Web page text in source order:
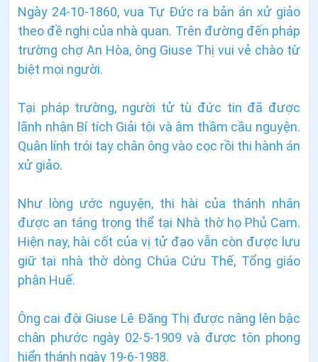
Ngày 24-10-1860, vua Tự Đức ra bản án xử giảo
theo đề nghị của nhà quan. Trên đường đến pháp
trường chợ An Hòa, ông Giuse Thị vui vẻ chào từ
biệt mọi người.
Tại pháp trường, người tử tù đức tin đã được
lãnh nhận Bí tích Giải tội và âm thầm cầu nguyện.
Quân lính trói tay chân ông vào cọc rồi thi hành án
xử giảo.
Như lòng ước nguyện, thi hài của thánh nhân
được an táng trọng thể tại Nhà thờ họ Phủ Cam.
Hiện nay, hài cốt của vị tử đạo vẫn còn được lưu
giữ tại nhà thờ dòng Chúa Cứu Thế, Tổng giáo
phận Huế.
Ông cai đội Giuse Lê Ðăng Thị được nâng lên bậc
chân phước ngày 02-5-1909 và được tôn phong
hiển thánh ngày 19-6-1988.